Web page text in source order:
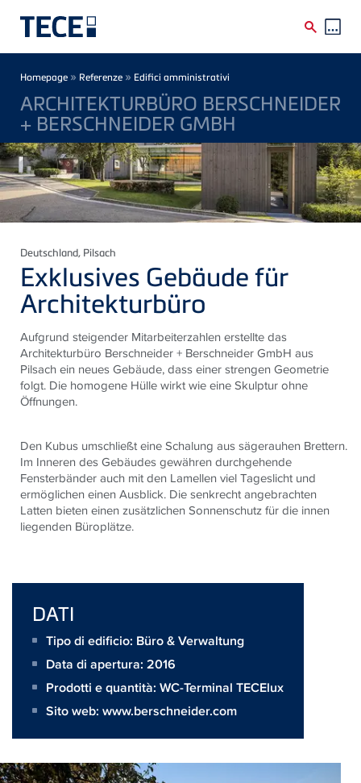
Breadcrumb
Homepage » Referenze » Edifici amministrativi
ARCHITEKTURBÜRO BERSCHNEIDER
+ BERSCHNEIDER GMBH
Deutschland, Pilsach
Exklusives Gebäude für
Architekturbüro
Aufgrund steigender Mitarbeiterzahlen erstellte das
Architekturbüro Berschneider + Berschneider GmbH aus
Pilsach ein neues Gebäude, dass einer strengen Geometrie
folgt. Die homogene Hülle wirkt wie eine Skulptur ohne
Öffnungen.
Den Kubus umschließt eine Schalung aus sägerauhen Brettern.
Im Inneren des Gebäudes gewähren durchgehende
Fensterbänder auch mit den Lamellen viel Tageslicht und
ermöglichen einen Ausblick. Die senkrecht angebrachten
Latten bieten einen zusätzlichen Sonnenschutz für die innen
liegenden Büroplätze.
DATI
Tipo di edificio: Büro & Verwaltung
Data di apertura: 2016
Prodotti e quantità: WC-Terminal TECElux
Sito web: www.berschneider.com